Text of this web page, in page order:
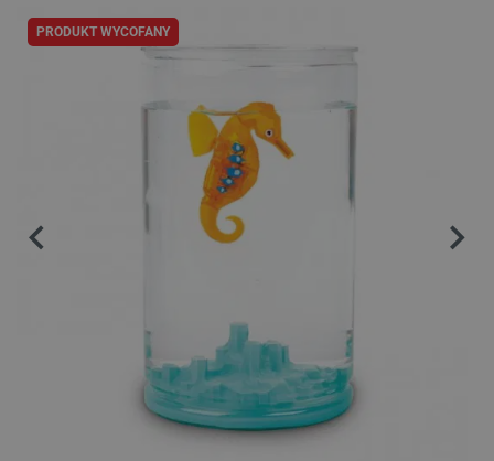
PRODUKT WYCOFANY